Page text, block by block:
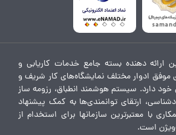
ارائه دهنده بسته جامع خدمات کاریابی و
موفق ادوار مختلف نمایشگاه‌های کار شریف و
خود دارد. سیستم هوشمند انطباق، رزومه ساز
ارتقای توانمندی‌ها به کمک پیشنهاد
با معتبرترین سازمانها برای استخدام از
است.